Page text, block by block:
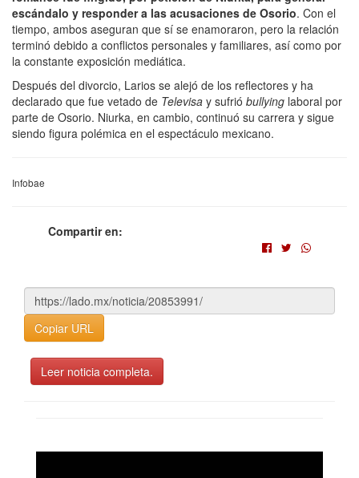
escándalo y responder a las acusaciones de Osorio. Con el
tiempo, ambos aseguran que sí se enamoraron, pero la relación
terminó debido a conflictos personales y familiares, así como por
la constante exposición mediática.
Después del divorcio, Larios se alejó de los reflectores y ha
declarado que fue vetado de Televisa y sufrió bullying laboral por
parte de Osorio. Niurka, en cambio, continuó su carrera y sigue
siendo figura polémica en el espectáculo mexicano.
Infobae
Compartir en:
Copiar URL
Leer noticia completa.